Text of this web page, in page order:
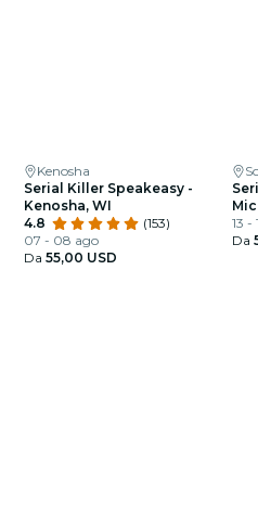
Kenosha
Serial Killer Speakeasy -
Kenosha, WI
4.8
(153)
07 - 08 ago
Da 55,00 USD
13 -
Da